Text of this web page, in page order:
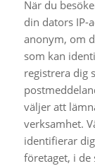
När du
din dators IP-
anonym, om
som kan
registrera dig
väljer att
verksamhet.
identifierar
företaget, i de